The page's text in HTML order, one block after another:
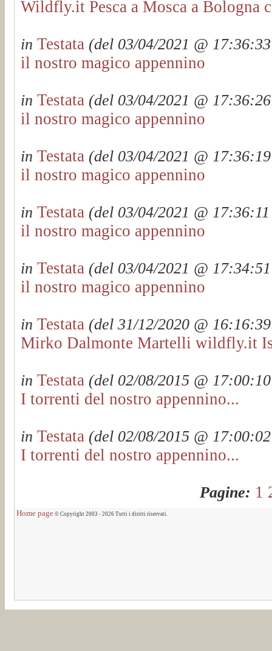
Wildfly.it Pesca a Mosca a Bologna
in Testata (del 03/04/2021 @
il nostro magico appennino
in Testata (del 03/04/2021 @
il nostro magico appennino
in Testata (del 03/04/2021 @
il nostro magico appennino
in Testata (del 03/04/2021 @
il nostro magico appennino
in Testata (del 03/04/2021 @
il nostro magico appennino
in Testata (del 31/12/2020 @
Mirko Dalmonte Martelli wildfly.it
in Testata (del 02/08/2015 @
I torrenti del nostro appennino...
in Testata (del 02/08/2015 @
I torrenti del nostro appennino...
Pagine: 1
Home page © Copyright 2003 - 2026 Tutti i diritti riservati.